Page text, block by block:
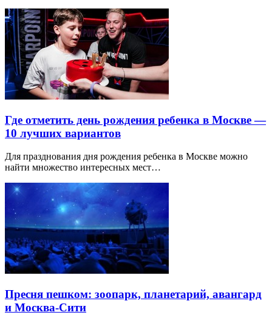
Где отметить день рождения ребенка в Москве —
10 лучших вариантов
Для празднования дня рождения ребенка в Москве можно
найти множество интересных мест…
Пресня пешком: зоопарк, планетарий, авангард
и Москва-Сити